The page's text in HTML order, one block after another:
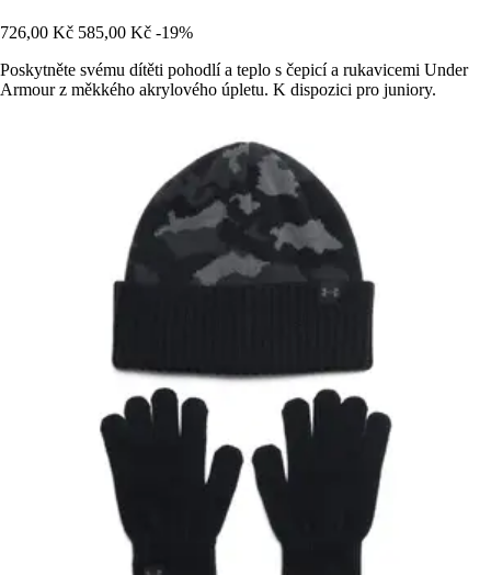
726,00 Kč 585,00 Kč -19%
Poskytněte svému dítěti pohodlí a teplo s čepicí a rukavicemi Under
Armour z měkkého akrylového úpletu. K dispozici pro juniory.